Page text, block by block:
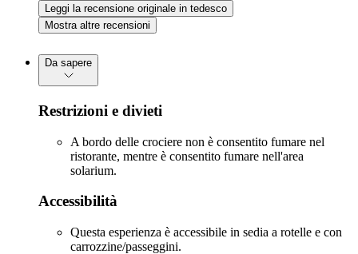
Leggi la recensione originale in tedesco
Mostra altre recensioni
Da sapere
Restrizioni e divieti
A bordo delle crociere non è consentito fumare nel
ristorante, mentre è consentito fumare nell'area
solarium.
Accessibilità
Questa esperienza è accessibile in sedia a rotelle e con
carrozzine/passeggini.